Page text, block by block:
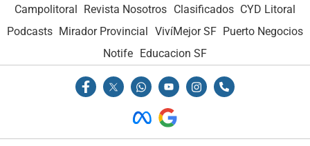
Campolitoral Revista Nosotros Clasificados CYD Litoral
Podcasts Mirador Provincial VivíMejor SF Puerto Negocios
Notife Educacion SF